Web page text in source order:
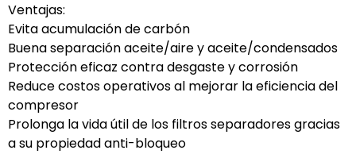
Ventajas:
Evita acumulación de carbón
Buena separación aceite/aire y aceite/condensados
Protección eficaz contra desgaste y corrosión
Reduce costos operativos al mejorar la eficiencia del
compresor
Prolonga la vida útil de los filtros separadores gracias
a su propiedad anti-bloqueo